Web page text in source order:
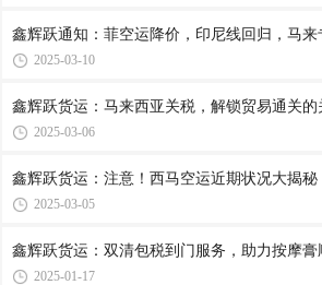
鑫辉跃通知：菲空运降价，印尼线回归，马来
2025-03-10
鑫辉跃货运：马来西亚关税，解锁贸易通关的
2025-03-06
鑫辉跃货运：注意！西马空运近期状况大揭秘
2025-03-05
鑫辉跃货运：双清包税到门服务，助力按摩
2025-01-17